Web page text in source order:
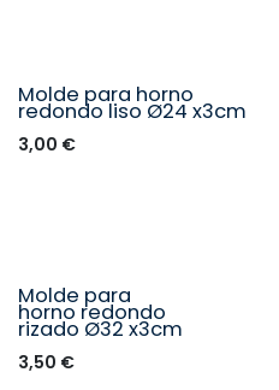
Molde para horno
redondo liso Ø24 x3cm
3,00 €
Molde para
horno redondo
rizado Ø32 x3cm
3,50 €